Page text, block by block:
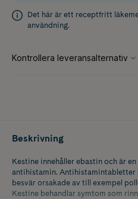
Det här är ett receptfritt
användning.
Beskrivning
Kestine innehåller ebastin och är en
antihistamin. Antihistamintabletter
besvär orsakade av till exempel
Kestine behandlar symtom som